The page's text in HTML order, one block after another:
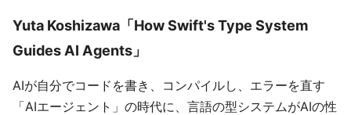
Yuta Koshizawa「How Swift's Type System
Guides AI Agents」
AIが自分でコードを書き、コンパイルし、エラーを直す
「AIエージェント」の時代に、言語の型システムがAIの性